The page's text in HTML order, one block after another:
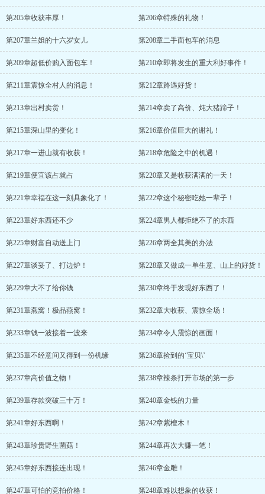
第205章收获丰厚！ 第206章特殊的礼物！
第207章兰姐的十六岁女儿 第208章二手面包车的消息
第209章超低价购入面包车！ 第210章即将发生的重大利好事件！
第211章震惊全村人的消息！ 第212章路遇好货！
第213章出村卖货！ 第214章卖了高价、炖大猪蹄子！
第215章深山里的变化！ 第216章价值巨大的谢礼！
第217章一进山就有收获！ 第218章危险之中的机遇！
第219章便宜该占就占 第220章又是收获满满的一天！
第221章幸福在这一刻具象化了！ 第222章这个秘密吃她一辈子！
第223章好东西还不少 第224章男人都拒绝不了的东西
第225章财富自动送上门 第226章两全其美的办法
第227章谈妥了、打边炉！ 第228章又做成一单生意、山上的好货！
第229章大不了给你钱 第230章终于发现好东西了！
第231章燕窝！极品燕窝！ 第232章大收获、震惊全场！
第233章钱一波接着一波来 第234章令人震惊的画面！
第235章不经意间又得到一份机缘 第236章捡到的‘宝贝\’
第237章高价值之物！ 第238章辣条打开市场的第一步
第239章存款突破三十万！ 第240章金钱的力量
第241章好东西啊！ 第242章紫檀木！
第243章珍贵野生菌菇！ 第244章再次大赚一笔！
第245章好东西接连出现！ 第246章金雕！
第247章可怕的竞拍价格！ 第248章难以想象的收获！